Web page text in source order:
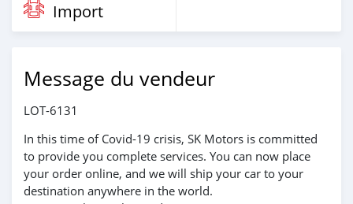
Import
Message du vendeur
LOT-6131
In this time of Covid-19 crisis, SK Motors is committed
to provide you complete services. You can now place
your order online, and we will ship your car to your
destination anywhere in the world.